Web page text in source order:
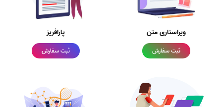
ویراستاری متن
ثبت سفارش
پارافریز
ثبت سفارش